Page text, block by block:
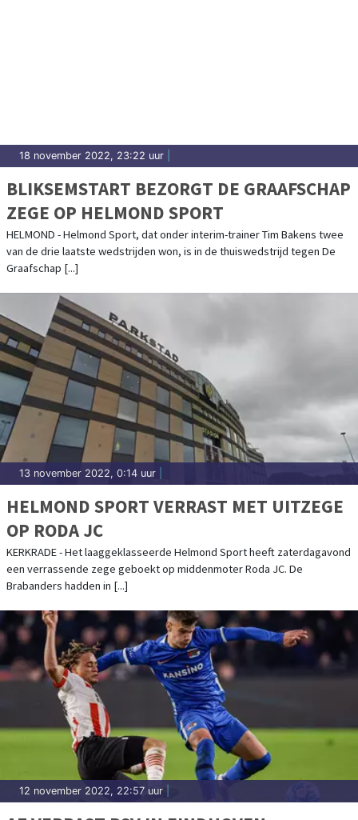
18 november 2022, 23:22 uur
BLIKSEMSTART BEZORGT DE GRAAFSCHAP
ZEGE OP HELMOND SPORT
HELMOND - Helmond Sport, dat onder interim-trainer Tim Bakens twee
van de drie laatste wedstrijden won, is in de thuiswedstrijd tegen De
Graafschap [...]
13 november 2022, 0:14 uur
HELMOND SPORT VERRAST MET UITZEGE
OP RODA JC
KERKRADE - Het laaggeklasseerde Helmond Sport heeft zaterdagavond
een verrassende zege geboekt op middenmoter Roda JC. De
Brabanders hadden in [...]
12 november 2022, 22:57 uur